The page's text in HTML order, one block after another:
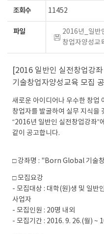
조회수 11452
파일
2016년_일
창업자양성교
[2016 일반인 실전창업강
기술창업자양성교육 모집
새로운 아이디어나 우수한 창업
창업자를 발굴하여 실무 지식을
“2016년 일반인 실전창업강좌”
같이 공고합니다.
□ 강좌명 : "Born Global 기술
□ 모집요강
- 모집대상 : 대학(원)생 및 일반
사업자
- 모집인원 : 20명 내외
- 모집기간 : 2016. 9. 26.(월) ~